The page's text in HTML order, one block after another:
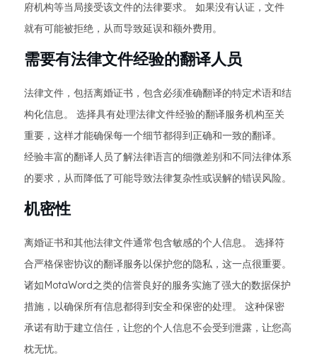
府机构等当局接受该文件的法律要求。 如果没有认证，文件
就有可能被拒绝，从而导致延误和额外费用。
需要有法律文件经验的翻译人员
法律文件，包括离婚证书，包含必须准确翻译的特定术语和结
构化信息。 选择具有处理法律文件经验的翻译服务机构至关
重要，这样才能确保每一个细节都得到正确和一致的翻译。
经验丰富的翻译人员了解法律语言的细微差别和不同法律体系
的要求，从而降低了可能导致法律复杂性或误解的错误风险。
机密性
离婚证书和其他法律文件通常包含敏感的个人信息。 选择符
合严格保密协议的翻译服务以保护您的隐私，这一点很重要。
诸如MotaWord之类的信誉良好的服务实施了强大的数据保护
措施，以确保所有信息都得到安全和保密的处理。 这种保密
承诺有助于建立信任，让您的个人信息不会受到泄露，让您高
枕无忧。